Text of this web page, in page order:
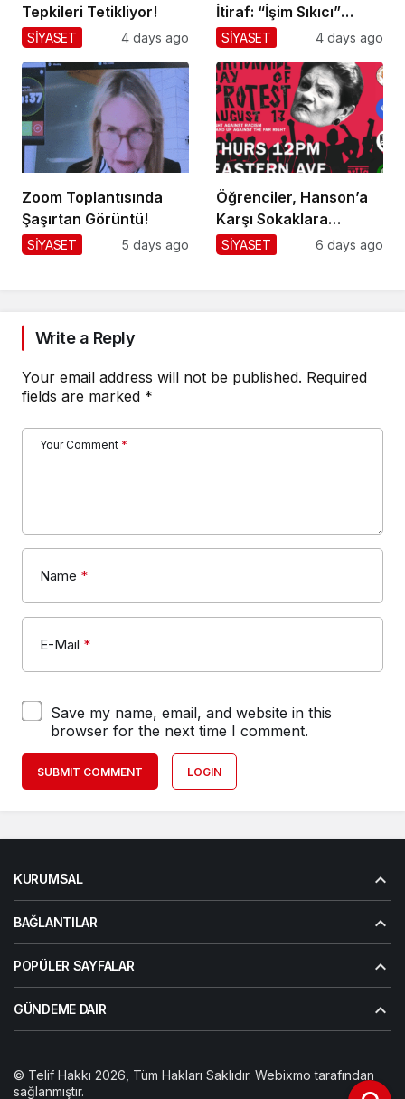
Tepkileri Tetikliyor!
SİYASET 4 days ago
İtiraf: “İşim Sıkıcı”
Mesajı!
SİYASET 4 days ago
Zoom Toplantısında
Şaşırtan Görüntü!
SİYASET 5 days ago
Öğrenciler, Hanson’a
Karşı Sokaklara
Dökülüyor!
SİYASET 6 days ago
Write a Reply
Your email address will not be published. Required
fields are marked *
Your Comment *
Name *
E-Mail *
Save my name, email, and website in this
browser for the next time I comment.
SUBMIT COMMENT LOGIN
KURUMSAL
BAĞLANTILAR
POPÜLER SAYFALAR
GÜNDEME DAIR
© Telif Hakkı 2026, Tüm Hakları Saklıdır. Webixmo tarafından
sağlanmıştır.